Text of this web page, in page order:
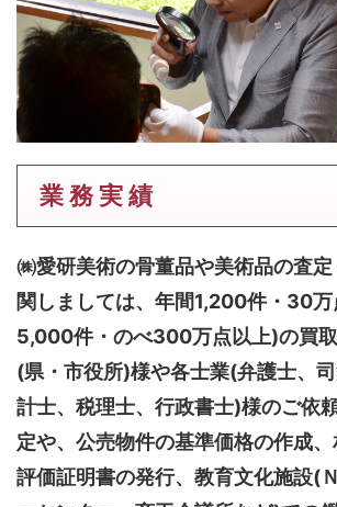
業 務 実 績
㈱愛研美術の骨董品や美術品の査
関しましては、 年間1,200件・30万
5,000件・のべ300万点以上)の買
(県・市役所)様や各士業(弁護士、
計士、税理士、行政書士)様のご依
定や、公売物件の基準価格の作成
評価証明書の発行、教育文化施設(